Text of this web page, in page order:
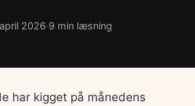
2026·9 min læsning
har kigget på månedens